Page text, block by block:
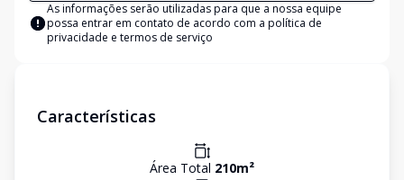
As informações serão utilizadas para que a nossa equipe
possa entrar em contato de acordo com a política de
privacidade e termos de serviço
Características
Área Total 210m²